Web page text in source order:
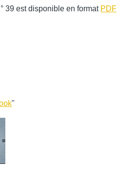
39 est disponible en format PDF
"